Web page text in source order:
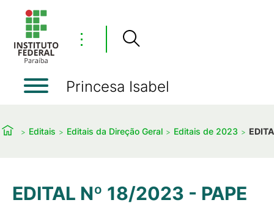
⋮
Princesa Isabel
Editais Editais da Direção Geral Editais de 2023
EDITAL Nº 18/2023 - PAPE